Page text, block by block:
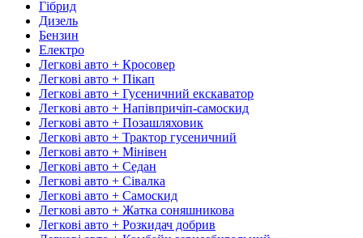
Гібрид
Дизель
Бензин
Електро
Легкові авто + Кросовер
Легкові авто + Пікап
Легкові авто + Гусеничний екскаватор
Легкові авто + Напівпричіп-самоскид
Легкові авто + Позашляховик
Легкові авто + Трактор гусеничний
Легкові авто + Мінівен
Легкові авто + Седан
Легкові авто + Сівалка
Легкові авто + Самоскид
Легкові авто + Жатка соняшникова
Легкові авто + Розкидач добрив